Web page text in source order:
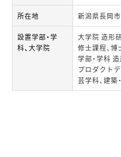
所在地 新潟県長岡
設置学部・学
科、大学院
大学院 造形
修士課程、
学部・学科
プロダクト
芸学科、建築